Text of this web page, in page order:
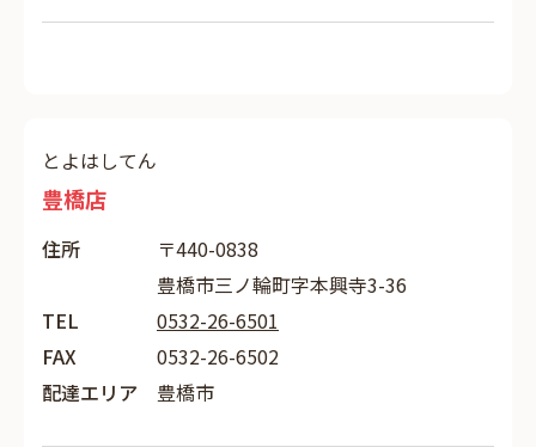
とよはしてん
豊橋店
住所
〒440-0838
豊橋市三ノ輪町字本興寺3-36
TEL
0532-26-6501
FAX
0532-26-6502
配達エリア
豊橋市